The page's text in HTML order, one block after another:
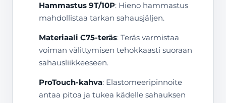
Hammastus 9T/10P: Hieno hammastus
mahdollistaa tarkan sahausjäljen.
Materiaali C75-teräs: Teräs varmistaa
voiman välittymisen tehokkaasti suoraan
sahausliikkeeseen.
ProTouch-kahva: Elastomeeripinnoite
antaa pitoa ja tukea kädelle sahauksen